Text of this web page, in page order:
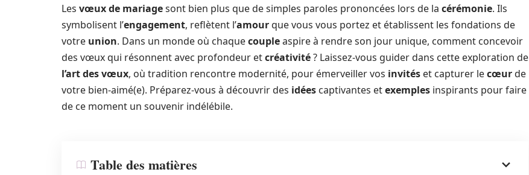
Les vœux de mariagesont bien plus que de simples paroles prononcées lors de la cérémonie. Ils
symbolisent l’engagement, reflètent l’amourque vous vous portez et établissent les fondations de
votre union. Dans un monde où chaquecoupleaspire à rendre son jour unique, comment concevoir
des vœux qui résonnent avec profondeur etcréativité? Laissez-vous guider dans cette exploration de
l’art des vœux, où tradition rencontre modernité, pour émerveiller vos invités et capturer lecœurde
votre bien-aimé(e). Préparez-vous à découvrir des idées captivantes etexemples inspirants pour faire
de ce moment un souvenir indélébile.
Table des matières